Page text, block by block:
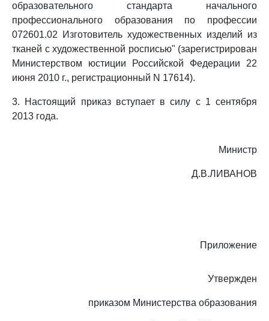
образовательного стандарта начального
профессионального образования по профессии
072601.02 Изготовитель художественных изделий из
тканей с художественной росписью" (зарегистрирован
Министерством юстиции Российской Федерации 22
июня 2010 г., регистрационный N 17614).
3. Настоящий приказ вступает в силу с 1 сентября
2013 года.
Министр
Д.В.ЛИВАНОВ
Приложение
Утвержден
приказом Министерства образования